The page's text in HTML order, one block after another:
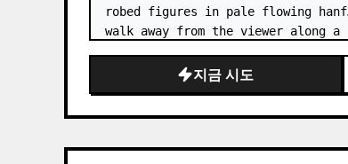
robed figures in pale flowing
walk away from the viewer along a
enormous ornate palace gate rising
from a mirror-still l…
지금 시도